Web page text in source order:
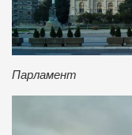
Парламент